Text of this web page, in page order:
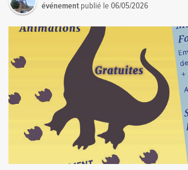
événement publié le06/05/2026